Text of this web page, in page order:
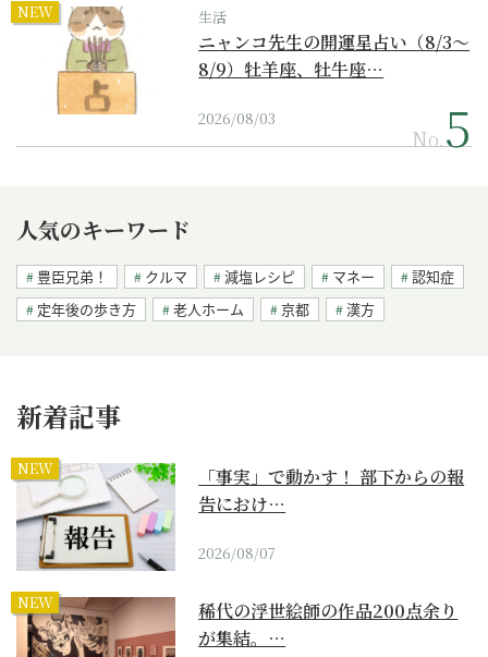
NEW 生活
ニャンコ先生の開運星占い（8/3～
8/9）牡羊座、牡牛座…
2026/08/03
No.
人気のキーワード
豊臣兄弟！ クルマ 減塩レシピ マネー
認知症
定年後の歩き方
老人ホーム 京都 漢方
新着記事
NEW
「事実」で動かす！ 部下からの報
告におけ…
2026/08/07
NEW
稀代の浮世絵師の作品200点余り
が集結。…